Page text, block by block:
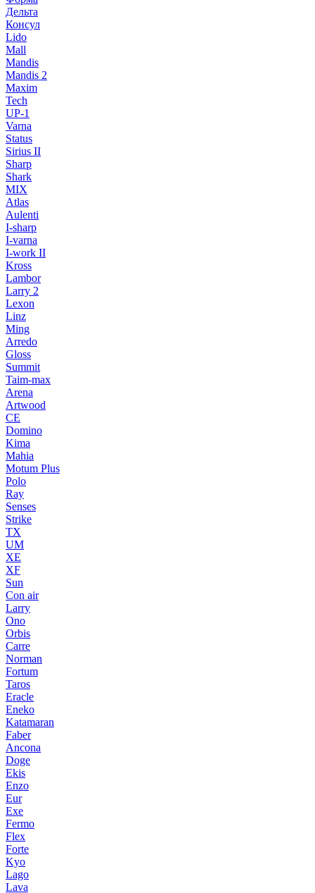
Дельта
Консул
Lido
Mall
Mandis
Mandis 2
Maxim
Tech
UP-1
Varna
Status
Sirius II
Sharp
Shark
MIX
Atlas
Aulenti
I-sharp
I-varna
I-work II
Kross
Lambor
Larry 2
Lexon
Linz
Ming
Arredo
Gloss
Summit
Taim-max
Arena
Artwood
CE
Domino
Kima
Mahia
Motum Plus
Polo
Ray
Senses
Strike
TX
UM
XE
XF
Sun
Con air
Larry
Ono
Orbis
Carre
Norman
Fortum
Taros
Eracle
Eneko
Katamaran
Faber
Ancona
Doge
Ekis
Enzo
Eur
Exe
Fermo
Flex
Forte
Kyo
Lago
Lava